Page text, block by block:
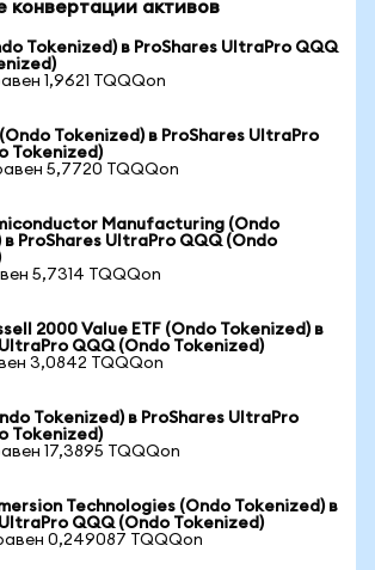
конвертации активов
Tokenized) в ProShares UltraPro QQQ
1,9621 TQQQon
Tokenized) в ProShares UltraPro
Tokenized)
5,7720 TQQQon
Manufacturing (Ondo
в ProShares UltraPro QQQ (Ondo
5,7314 TQQQon
2000 Value ETF (Ondo Tokenized) в
QQQ (Ondo Tokenized)
3,0842 TQQQon
Tokenized) в ProShares UltraPro
Tokenized)
17,3895 TQQQon
Technologies (Ondo Tokenized) в
QQQ (Ondo Tokenized)
0,249087 TQQQon